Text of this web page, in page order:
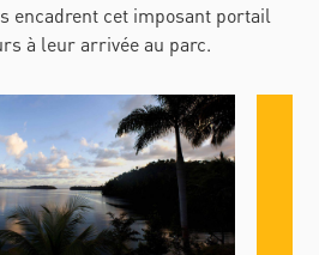
encadrent cet imposant portail
à leur arrivée au parc.